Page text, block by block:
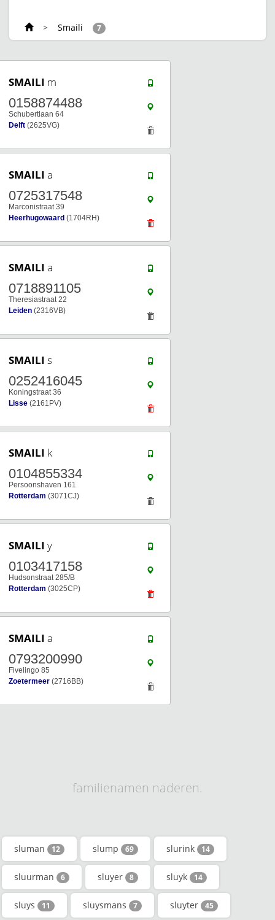
> Smaili 7
SMAILI m
0158874488
Schubertlaan 64
Delft (2625VG)
SMAILI a
0725317548
Marconistraat 39
Heerhugowaard (1704RH)
SMAILI a
0718891105
Theresiastraat 22
Leiden (2316VB)
SMAILI s
0252416045
Koningstraat 36
Lisse (2161PV)
SMAILI k
0104855334
Persoonshaven 161
Rotterdam (3071CJ)
SMAILI y
0103417158
Hudsonstraat 285/B
Rotterdam (3025CP)
SMAILI a
0793200990
Fivelingo 85
Zoetermeer (2716BB)
familienamen naderen.
sluman 12 slump 69 slurink 14
sluurman 6 sluyer 8 sluyk 14
sluys 11 sluysmans 7 sluyter 45